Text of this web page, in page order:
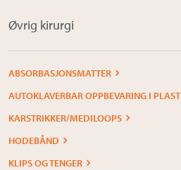
Øvrig kirurgi
ABSORBASJONSMATTER
AUTOKLAVERBAR OPPBEVARING I PLAST
KARSTRIKKER/MEDILOOPS
HODEBÅND
KLIPS OG TENGER